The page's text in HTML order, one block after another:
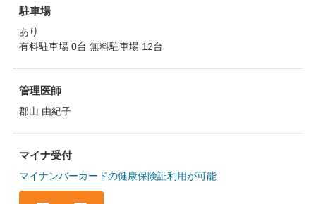
駐車場
あり
有料駐車場 0台 無料駐車場 12台
管理医師
郡山 由紀子
マイナ受付
マイナンバーカードの健康保険証利用が可能